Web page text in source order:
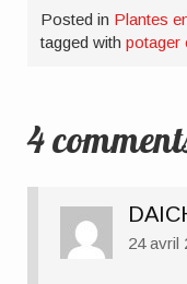
Posted in Plantes
tagged withpotager
4
24 avril